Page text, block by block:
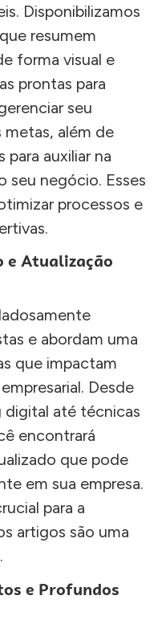
Disponibilizamos
resumem
forma visual e
prontas para
seu
além de
auxiliar na
seu negócio. Esses
processos e
e Atualização
e abordam uma
que impactam
Desde
digital até técnicas
encontrará
que pode
em sua empresa.
para a
artigos são uma
e Profundos